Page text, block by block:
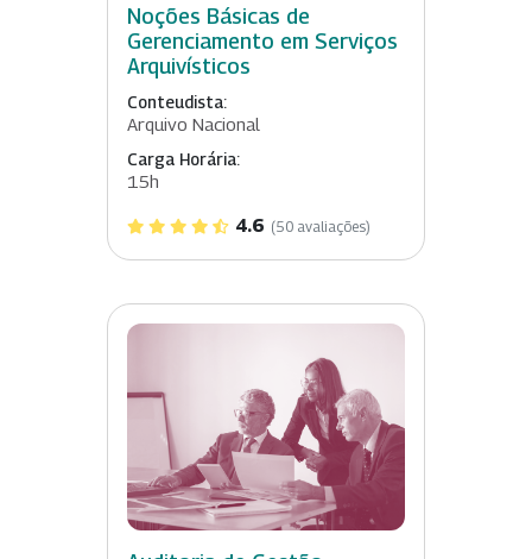
Noções Básicas de
Gerenciamento em Serviços
Arquivísticos
Conteudista:
Arquivo Nacional
Carga Horária:
15h
4.6 (50 avaliações)